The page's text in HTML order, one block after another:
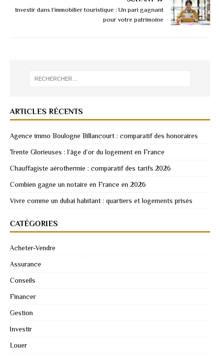
Investir dans l’immobilier touristique : Un pari gagnant
pour votre patrimoine
ARTICLES RÉCENTS
Agence immo Boulogne Billancourt : comparatif des honoraires
Trente Glorieuses : l’âge d’or du logement en France
Chauffagiste aérothermie : comparatif des tarifs 2026
Combien gagne un notaire en France en 2026
Vivre comme un dubai habitant : quartiers et logements prisés
CATÉGORIES
Acheter-Vendre
Assurance
Conseils
Financer
Gestion
Investir
Louer